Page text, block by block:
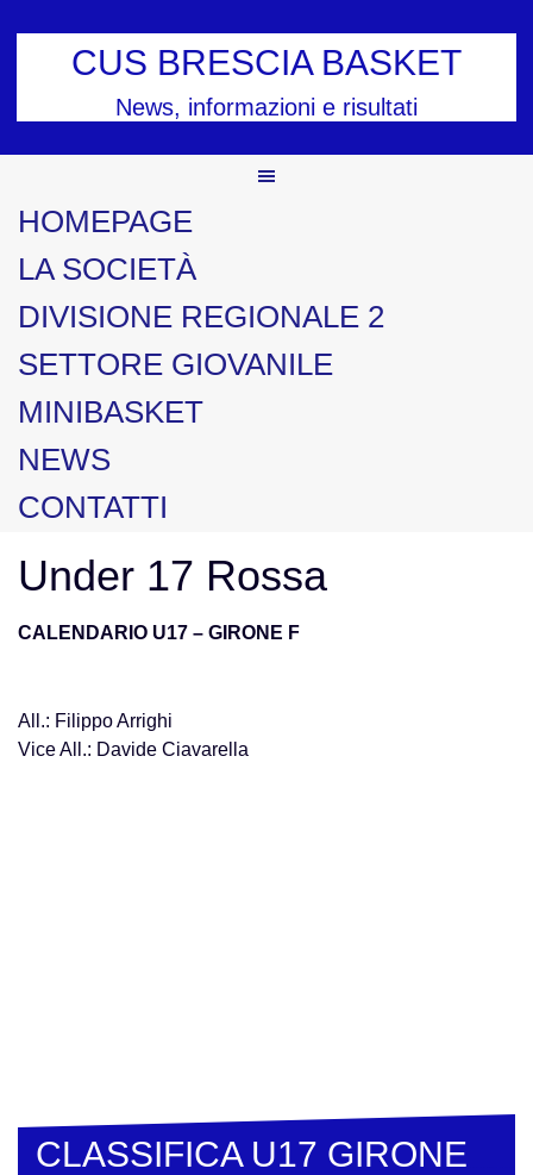
CUS BRESCIA BASKET
News, informazioni e risultati
HOMEPAGE
LA SOCIETÀ
DIVISIONE REGIONALE 2
SETTORE GIOVANILE
MINIBASKET
NEWS
CONTATTI
Under 17 Rossa
CALENDARIO U17 – GIRONE F
All.: Filippo Arrighi
Vice All.: Davide Ciavarella
CLASSIFICA U17 GIRONE